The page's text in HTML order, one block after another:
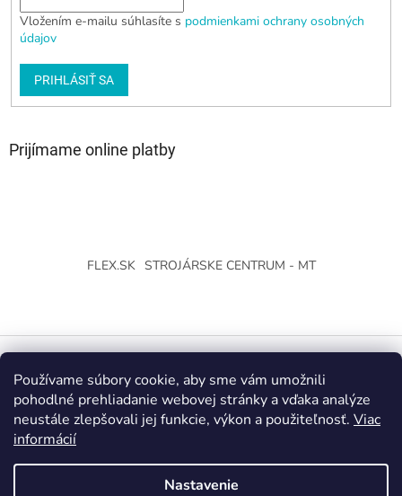
Používame súbory cookie, aby sme vám umožnili
pohodlné prehliadanie webovej stránky a vďaka analýze
neustále zlepšovali jej funkcie, výkon a použiteľnosť. Viac
informácií
Nastavenie
Vložením e-mailu súhlasíte s podmienkami ochrany osobných
údajov
PRIHLÁSIŤ SA
Prijímame online platby
FLEX.SK STROJÁRSKE CENTRUM - MT
Vytvoril Shoptet
Copyright 2026